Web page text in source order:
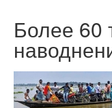
Более 60